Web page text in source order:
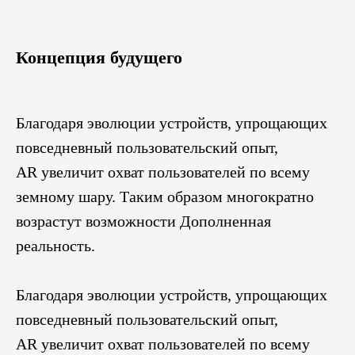
Концепция будущего
Благодаря эволюции устройств, упрощающих
повседневный пользовательский опыт,
AR увеличит охват пользователей по всему
земному шару. Таким образом многократно
возрастут возможности Дополненная
реальность.
Благодаря эволюции устройств, упрощающих
повседневный пользовательский опыт,
AR увеличит охват пользователей по всему